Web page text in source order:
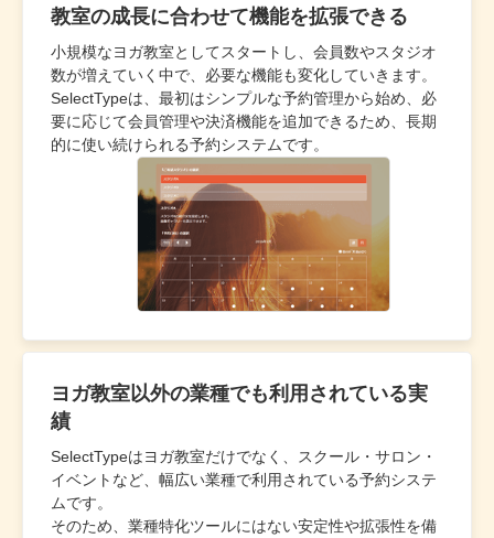
教室の成長に合わせて機能を拡張できる
小規模なヨガ教室としてスタートし、会員数やスタジオ
数が増えていく中で、必要な機能も変化していきます。
SelectTypeは、最初はシンプルな予約管理から始め、必
要に応じて会員管理や決済機能を追加できるため、長期
的に使い続けられる予約システムです。
ヨガ教室以外の業種でも利用されている実
績
SelectTypeはヨガ教室だけでなく、スクール・サロン・
イベントなど、幅広い業種で利用されている予約システ
ムです。
そのため、業種特化ツールにはない安定性や拡張性を備